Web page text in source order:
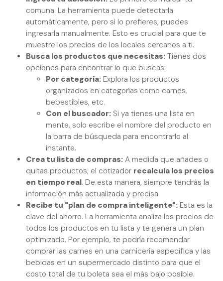
comuna. La herramienta puede detectarla
automáticamente, pero si lo prefieres, puedes
ingresarla manualmente. Esto es crucial para que te
muestre los precios de los locales cercanos a ti.
Busca los productos que necesitas: Tienes dos
opciones para encontrar lo que buscas:
Por categoría: Explora los productos
organizados en categorías como carnes,
bebestibles, etc.
Con el buscador: Si ya tienes una lista en
mente, solo escribe el nombre del producto en
la barra de búsqueda para encontrarlo al
instante.
Crea tu lista de compras: A medida que añades o
quitas productos, el cotizador recalcula los precios
en tiempo real. De esta manera, siempre tendrás la
información más actualizada y precisa.
Recibe tu "plan de compra inteligente": Esta es la
clave del ahorro. La herramienta analiza los precios de
todos los productos en tu lista y te genera un plan
optimizado. Por ejemplo, te podría recomendar
comprar las carnes en una carnicería específica y las
bebidas en un supermercado distinto para que el
costo total de tu boleta sea el más bajo posible.